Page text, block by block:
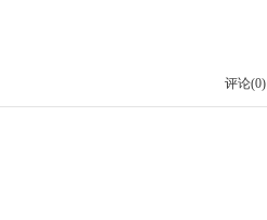
评论(0)